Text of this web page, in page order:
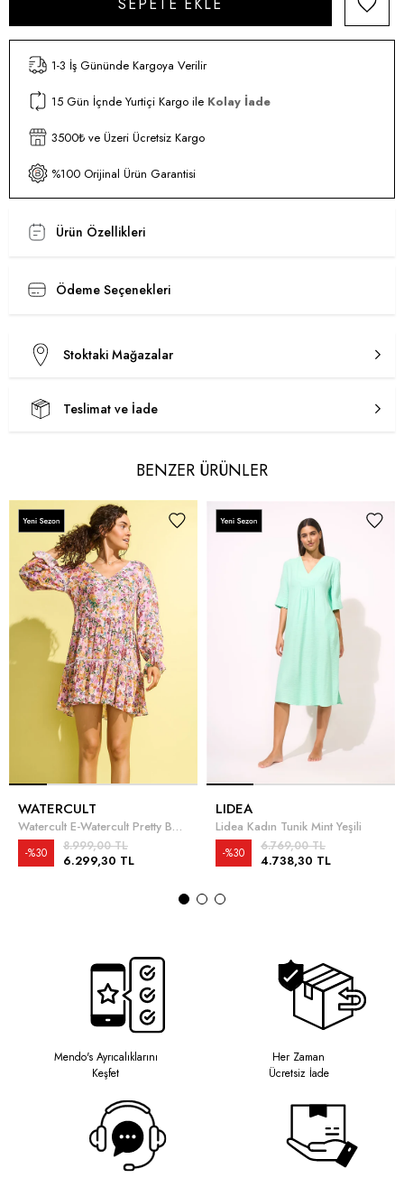
1-3 İş Gününde Kargoya Verilir
15 Gün İçnde Yurtiçi Kargo ile Kolay İade
3500₺ ve Üzeri Ücretsiz Kargo
%100 Orijinal Ürün Garantisi
Ürün Özellikleri
Ödeme Seçenekleri
Stoktaki Mağazalar
Teslimat ve İade
BENZER ÜRÜNLER
WATERCULT
Watercult E-Watercult Pretty Boho Kadın Tunik Pembe
6.299,30 TL
8.999,00 TL
%30
LIDEA
Lidea Kadın Tunik Mint Yeşili
4.738,30 TL
6.769,00 TL
%30
Mendo's Ayrıcalıklarını
Keşfet
Her Zaman
Ücretsiz İade